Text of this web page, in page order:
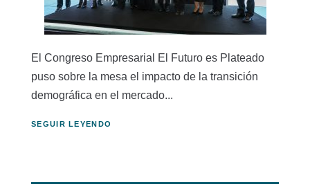
El Congreso Empresarial El Futuro es Plateado
puso sobre la mesa el impacto de la transición
demográfica en el mercado...
SEGUIR LEYENDO